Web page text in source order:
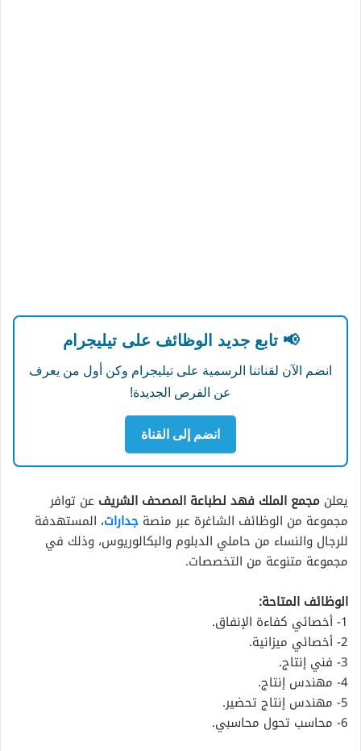
📢 تابع جديد الوظائف على تيليجرام
انضم الآن لقناتنا الرسمية على تيليجرام وكن أول من يعرف
عن الفرص الجديدة!
انضم إلى القناة
يعلن مجمع الملك فهد لطباعة المصحف الشريف عن توافر
مجموعة من الوظائف الشاغرة عبر منصة جدارات، المستهدفة
للرجال والنساء من حاملي الدبلوم والبكالوريوس، وذلك في
مجموعة متنوعة من التخصصات.
الوظائف المتاحة:
1- أخصائي كفاءة الإنفاق.
2- أخصائي ميزانية.
3- فني إنتاج.
4- مهندس إنتاج.
5- مهندس إنتاج تحضير.
6- محاسب تحول محاسبي.